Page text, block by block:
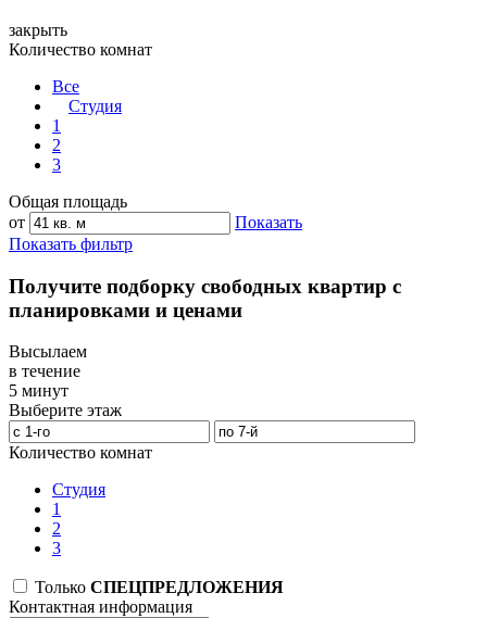
закрыть
Количество комнат
Все
Студия
1
2
3
Общая площадь
от
Показать
Показать фильтр
Получите подборку свободных квартир с
планировками и ценами
Высылаем
в течение
5 минут
Выберите этаж
Количество комнат
Студия
1
2
3
Только СПЕЦПРЕДЛОЖЕНИЯ
Контактная информация